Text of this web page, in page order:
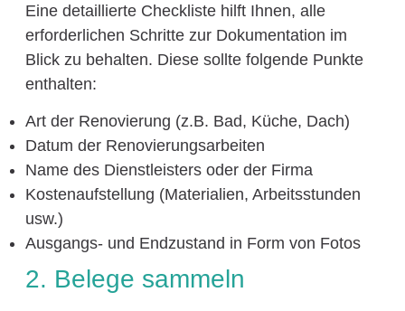
Eine detaillierte Checkliste hilft Ihnen, alle
erforderlichen Schritte zur Dokumentation im
Blick zu behalten. Diese sollte folgende Punkte
enthalten:
Art der Renovierung (z.B. Bad, Küche, Dach)
Datum der Renovierungsarbeiten
Name des Dienstleisters oder der Firma
Kostenaufstellung (Materialien, Arbeitsstunden
usw.)
Ausgangs- und Endzustand in Form von Fotos
2. Belege sammeln